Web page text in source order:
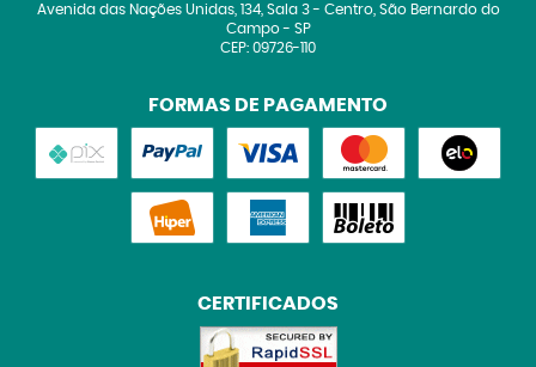
Avenida das Nações Unidas, 134, Sala 3- Centro, São Bernardo do
Campo- SP
CEP: 09726-110
FORMAS DE PAGAMENTO
CERTIFICADOS